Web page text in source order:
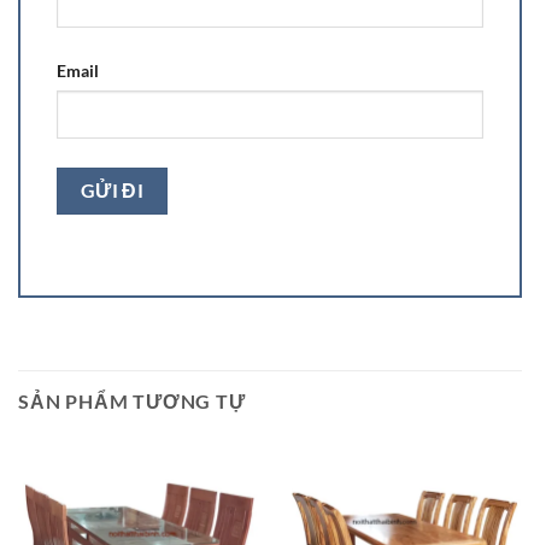
Email
SẢN PHẨM TƯƠNG TỰ